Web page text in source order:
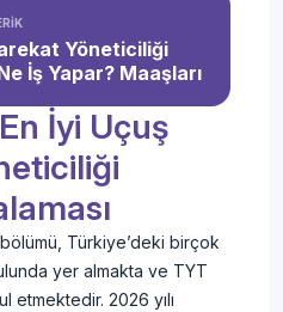
Yöneticiliği
İş Yapar? Maaşları
İyi Uçuş
Türkiye’deki birçok
yer almakta ve TYT
etmektedir. 2026 yılı